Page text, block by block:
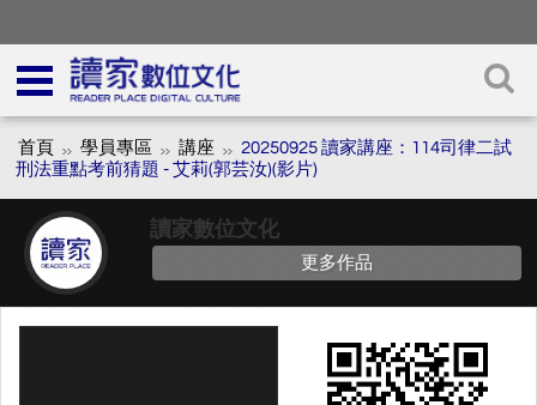
首頁 學員專區 講座
20250925 讀家講座：114司律二試
刑法重點考前猜題 - 艾莉(郭芸汝)(影片)
讀家數位文化
更多作品